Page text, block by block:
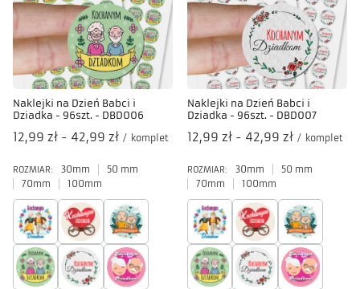
Naklejki na Dzień Babci i
Dziadka - 96szt. - DBD006
od
12,99 zł - do
42,99 zł / komplet
ROZMIAR: 30mm
50 mm
70mm
100mm
Naklejki na Dzień Babci i
Dziadka - 96szt. - DBD007
od
12,99 zł - do
42,99 zł / komplet
ROZMIAR: 30mm
50 mm
70mm
100mm